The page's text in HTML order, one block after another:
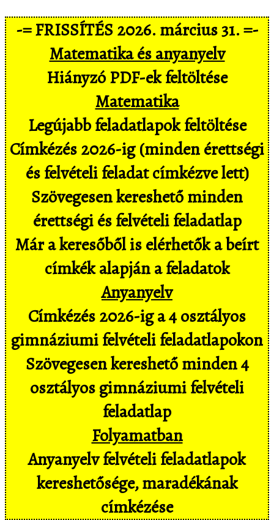
-= FRISSÍTÉS 2026. március 31. =-
Matematika és anyanyelv
Hiányzó PDF-ek feltöltése
Matematika
Legújabb feladatlapok feltöltése
Címkézés 2026-ig (minden érettségi
és felvételi feladat címkézve lett)
Szövegesen kereshető minden
érettségi és felvételi feladatlap
Már a keresőből is elérhetők a beírt
címkék alapján a feladatok
Anyanyelv
Címkézés 2026-ig a 4 osztályos
gimnáziumi felvételi feladatlapokon
Szövegesen kereshető minden 4
osztályos gimnáziumi felvételi
feladatlap
Folyamatban
Anyanyelv felvételi feladatlapok
kereshetősége, maradékának
címkézése